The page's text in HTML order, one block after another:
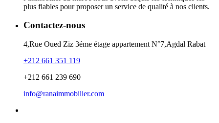
plus fiables pour proposer un service de qualité à nos clients.
Contactez-nous
4,Rue Oued Ziz 3éme étage appartement N°7,Agdal Rabat
+212 661 351 119
+212 661 239 690
info@ranaimmobilier.com